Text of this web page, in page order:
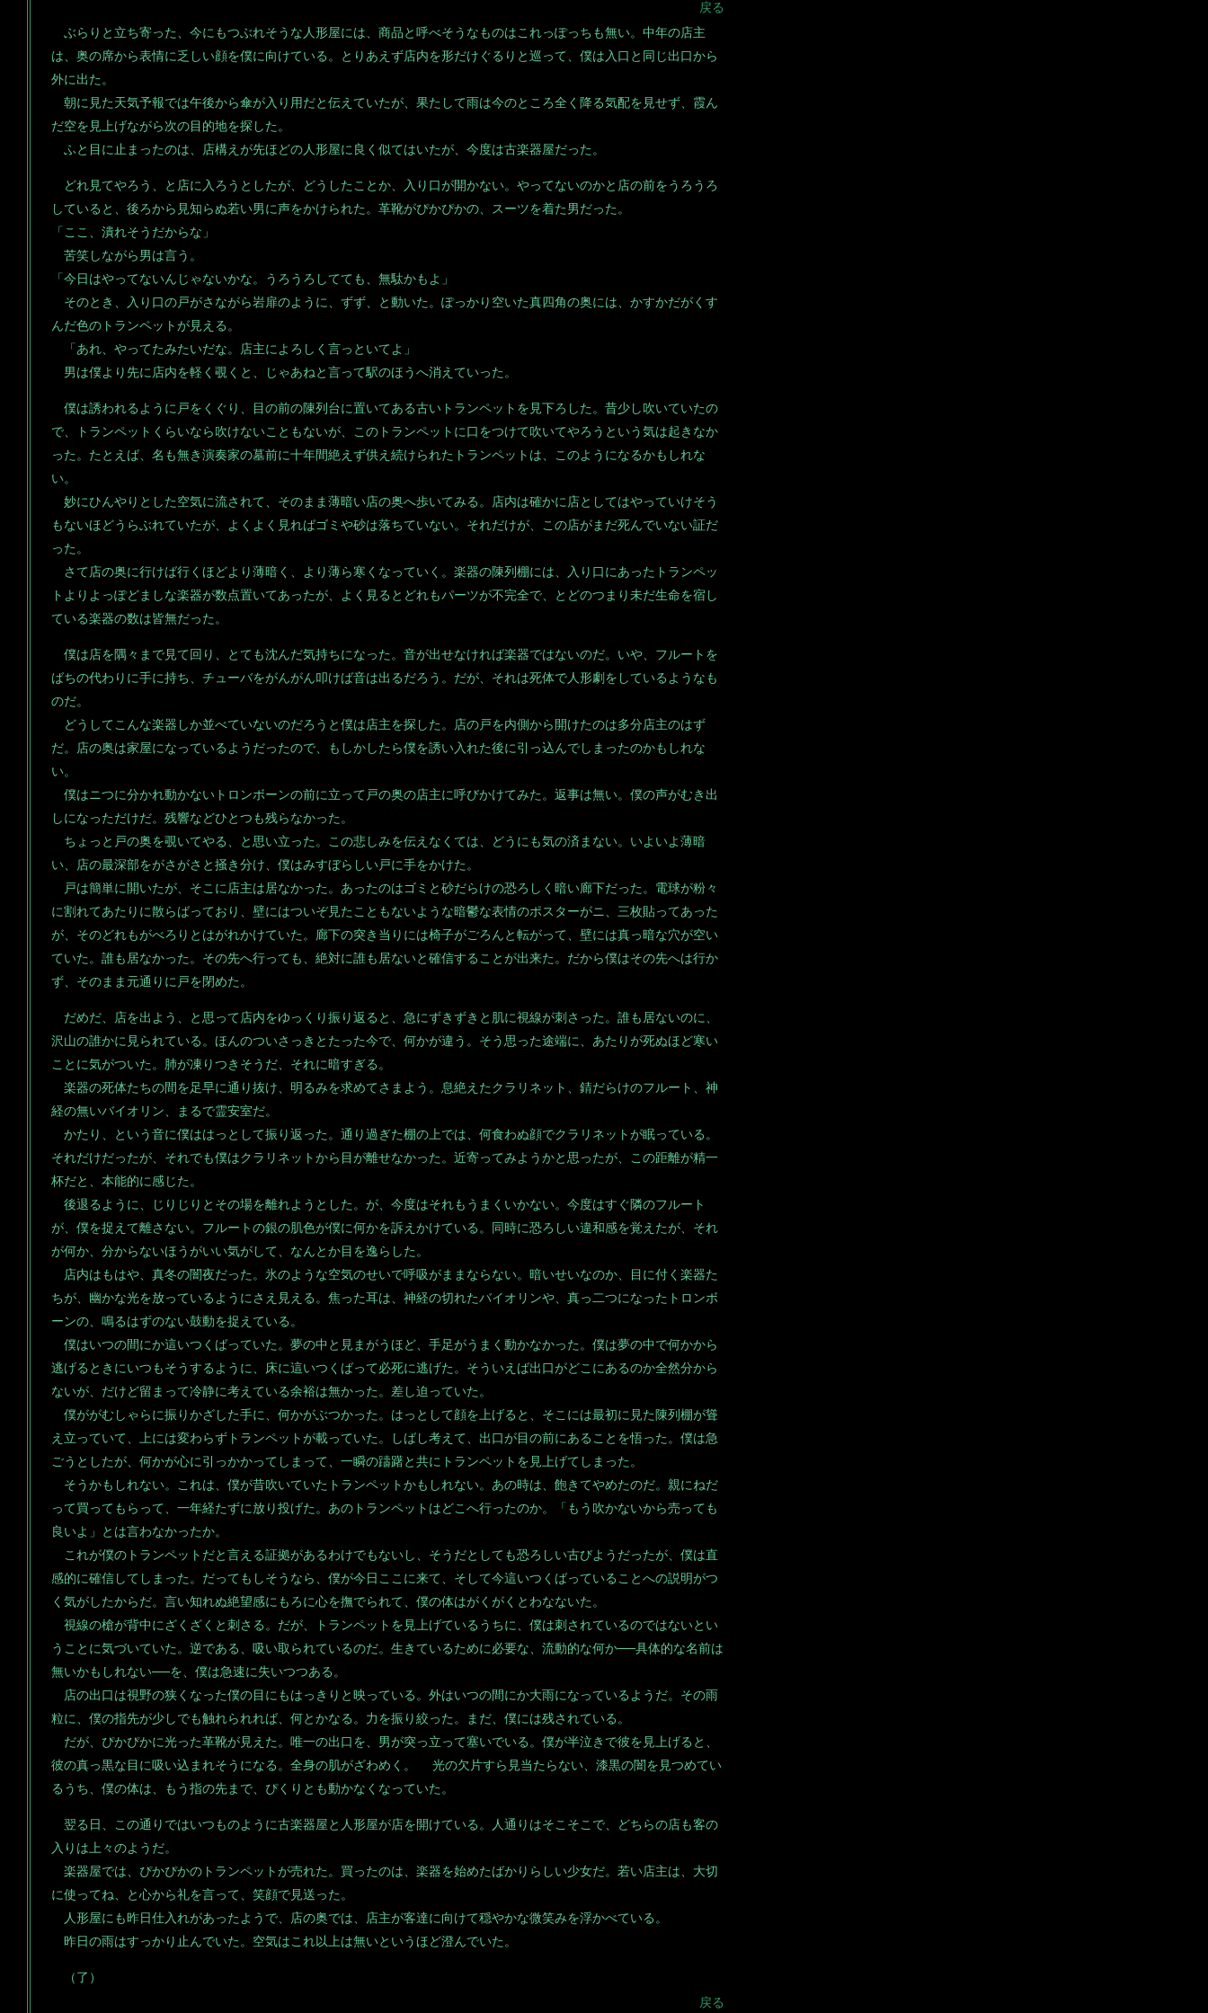
戻る
ぶらりと立ち寄った、今にもつぶれそうな人形屋には、商品と呼べそうなものはこれっぽっちも無い。中年の店主
は、奥の席から表情に乏しい顔を僕に向けている。とりあえず店内を形だけぐるりと巡って、僕は入口と同じ出口から
外に出た。
朝に見た天気予報では午後から傘が入り用だと伝えていたが、果たして雨は今のところ全く降る気配を見せず、霞ん
だ空を見上げながら次の目的地を探した。
ふと目に止まったのは、店構えが先ほどの人形屋に良く似てはいたが、今度は古楽器屋だった。
どれ見てやろう、と店に入ろうとしたが、どうしたことか、入り口が開かない。やってないのかと店の前をうろうろ
していると、後ろから見知らぬ若い男に声をかけられた。革靴がぴかぴかの、スーツを着た男だった。
「ここ、潰れそうだからな」
苦笑しながら男は言う。
「今日はやってないんじゃないかな。うろうろしてても、無駄かもよ」
そのとき、入り口の戸がさながら岩扉のように、ずず、と動いた。ぽっかり空いた真四角の奥には、かすかだがくす
んだ色のトランペットが見える。
「あれ、やってたみたいだな。店主によろしく言っといてよ」
男は僕より先に店内を軽く覗くと、じゃあねと言って駅のほうへ消えていった。
僕は誘われるように戸をくぐり、目の前の陳列台に置いてある古いトランペットを見下ろした。昔少し吹いていたの
で、トランペットくらいなら吹けないこともないが、このトランペットに口をつけて吹いてやろうという気は起きなか
った。たとえば、名も無き演奏家の墓前に十年間絶えず供え続けられたトランペットは、このようになるかもしれな
い。
妙にひんやりとした空気に流されて、そのまま薄暗い店の奥へ歩いてみる。店内は確かに店としてはやっていけそう
もないほどうらぶれていたが、よくよく見ればゴミや砂は落ちていない。それだけが、この店がまだ死んでいない証だ
った。
さて店の奥に行けば行くほどより薄暗く、より薄ら寒くなっていく。楽器の陳列棚には、入り口にあったトランペッ
トよりよっぽどましな楽器が数点置いてあったが、よく見るとどれもパーツが不完全で、とどのつまり未だ生命を宿し
ている楽器の数は皆無だった。
僕は店を隅々まで見て回り、とても沈んだ気持ちになった。音が出せなければ楽器ではないのだ。いや、フルートを
ばちの代わりに手に持ち、チューバをがんがん叩けば音は出るだろう。だが、それは死体で人形劇をしているようなも
のだ。
どうしてこんな楽器しか並べていないのだろうと僕は店主を探した。店の戸を内側から開けたのは多分店主のはず
だ。店の奥は家屋になっているようだったので、もしかしたら僕を誘い入れた後に引っ込んでしまったのかもしれな
い。
僕はニつに分かれ動かないトロンボーンの前に立って戸の奥の店主に呼びかけてみた。返事は無い。僕の声がむき出
しになっただけだ。残響などひとつも残らなかった。
ちょっと戸の奥を覗いてやる、と思い立った。この悲しみを伝えなくては、どうにも気の済まない。いよいよ薄暗
い、店の最深部をがさがさと掻き分け、僕はみすぼらしい戸に手をかけた。
戸は簡単に開いたが、そこに店主は居なかった。あったのはゴミと砂だらけの恐ろしく暗い廊下だった。電球が粉々
に割れてあたりに散らばっており、壁にはついぞ見たこともないような暗鬱な表情のポスターがニ、三枚貼ってあった
が、そのどれもがべろりとはがれかけていた。廊下の突き当りには椅子がごろんと転がって、壁には真っ暗な穴が空い
ていた。誰も居なかった。その先へ行っても、絶対に誰も居ないと確信することが出来た。だから僕はその先へは行か
ず、そのまま元通りに戸を閉めた。
だめだ、店を出よう、と思って店内をゆっくり振り返ると、急にずきずきと肌に視線が刺さった。誰も居ないのに、
沢山の誰かに見られている。ほんのついさっきとたった今で、何かが違う。そう思った途端に、あたりが死ぬほど寒い
ことに気がついた。肺が凍りつきそうだ、それに暗すぎる。
楽器の死体たちの間を足早に通り抜け、明るみを求めてさまよう。息絶えたクラリネット、錆だらけのフルート、神
経の無いバイオリン、まるで霊安室だ。
かたり、という音に僕ははっとして振り返った。通り過ぎた棚の上では、何食わぬ顔でクラリネットが眠っている。
それだけだったが、それでも僕はクラリネットから目が離せなかった。近寄ってみようかと思ったが、この距離が精一
杯だと、本能的に感じた。
後退るように、じりじりとその場を離れようとした。が、今度はそれもうまくいかない。今度はすぐ隣のフルート
が、僕を捉えて離さない。フルートの銀の肌色が僕に何かを訴えかけている。同時に恐ろしい違和感を覚えたが、それ
が何か、分からないほうがいい気がして、なんとか目を逸らした。
店内はもはや、真冬の闇夜だった。氷のような空気のせいで呼吸がままならない。暗いせいなのか、目に付く楽器た
ちが、幽かな光を放っているようにさえ見える。焦った耳は、神経の切れたバイオリンや、真っ二つになったトロンボ
ーンの、鳴るはずのない鼓動を捉えている。
僕はいつの間にか這いつくばっていた。夢の中と見まがうほど、手足がうまく動かなかった。僕は夢の中で何かから
逃げるときにいつもそうするように、床に這いつくばって必死に逃げた。そういえば出口がどこにあるのか全然分から
ないが、だけど留まって冷静に考えている余裕は無かった。差し迫っていた。
僕ががむしゃらに振りかざした手に、何かがぶつかった。はっとして顔を上げると、そこには最初に見た陳列棚が聳
え立っていて、上には変わらずトランペットが載っていた。しばし考えて、出口が目の前にあることを悟った。僕は急
ごうとしたが、何かが心に引っかかってしまって、一瞬の躊躇と共にトランペットを見上げてしまった。
そうかもしれない。これは、僕が昔吹いていたトランペットかもしれない。あの時は、飽きてやめたのだ。親にねだ
って買ってもらって、一年経たずに放り投げた。あのトランペットはどこへ行ったのか。「もう吹かないから売っても
良いよ」とは言わなかったか。
これが僕のトランペットだと言える証拠があるわけでもないし、そうだとしても恐ろしい古びようだったが、僕は直
感的に確信してしまった。だってもしそうなら、僕が今日ここに来て、そして今這いつくばっていることへの説明がつ
く気がしたからだ。言い知れぬ絶望感にもろに心を撫でられて、僕の体はがくがくとわなないた。
視線の槍が背中にざくざくと刺さる。だが、トランペットを見上げているうちに、僕は刺されているのではないとい
うことに気づいていた。逆である、吸い取られているのだ。生きているために必要な、流動的な何か──具体的な名前は
無いかもしれない──を、僕は急速に失いつつある。
店の出口は視野の狭くなった僕の目にもはっきりと映っている。外はいつの間にか大雨になっているようだ。その雨
粒に、僕の指先が少しでも触れられれば、何とかなる。力を振り絞った。まだ、僕には残されている。
だが、ぴかぴかに光った革靴が見えた。唯一の出口を、男が突っ立って塞いでいる。僕が半泣きで彼を見上げると、
彼の真っ黒な目に吸い込まれそうになる。全身の肌がざわめく。 光の欠片すら見当たらない、漆黒の闇を見つめてい
るうち、僕の体は、もう指の先まで、ぴくりとも動かなくなっていた。
翌る日、この通りではいつものように古楽器屋と人形屋が店を開けている。人通りはそこそこで、どちらの店も客の
入りは上々のようだ。
楽器屋では、ぴかぴかのトランペットが売れた。買ったのは、楽器を始めたばかりらしい少女だ。若い店主は、大切
に使ってね、と心から礼を言って、笑顔で見送った。
人形屋にも昨日仕入れがあったようで、店の奥では、店主が客達に向けて穏やかな微笑みを浮かべている。
昨日の雨はすっかり止んでいた。空気はこれ以上は無いというほど澄んでいた。
（了）
戻る